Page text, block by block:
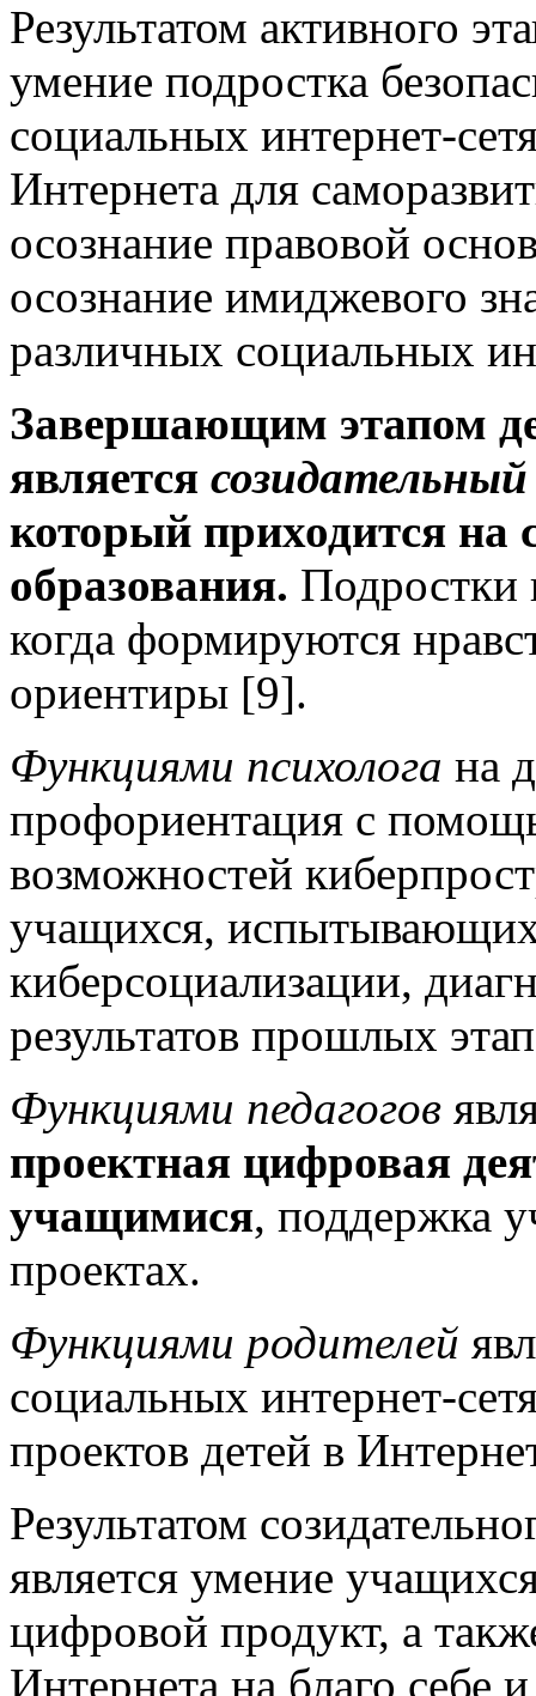
Результатом активного
умение подростка
социальных интернет-
Интернета для
осознание правовой
осознание имиджевого
различных социальных
Завершающим этапом
является
который приходится на
образования. Подростки
когда формируются
ориентиры [9].
Функциями психолога на
профориентация с
возможностей
учащихся, испытывающих
киберсоциализации,
результатов прошлых
Функциями педагогов
проектная цифровая
учащимися, поддержка
проектах.
Функциями родителей
социальных интернет-
проектов детей в
Результатом
является умение
цифровой продукт, а
Интернета на благо себе